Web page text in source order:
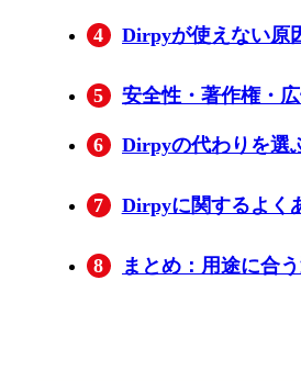
4 Dirpyが使えない原
5 安全性・著作権・
6 Dirpyの代わりを選
7 Dirpyに関するよく
8 まとめ：用途に合